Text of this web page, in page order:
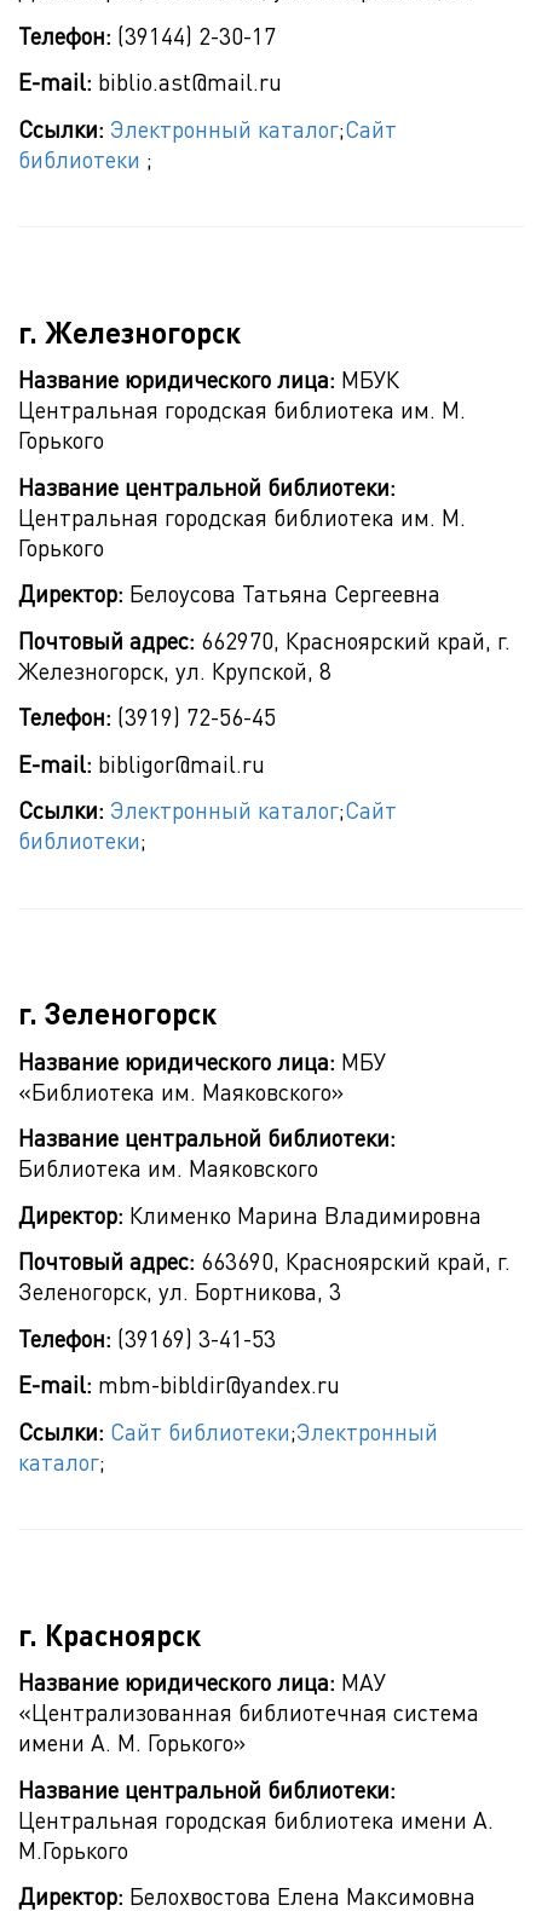
Телефон: (39144) 2-30-17
E-mail: biblio.ast@mail.ru
Ссылки: Электронный каталог;Сайт
библиотеки ;
г. Железногорск
Название юридического лица: МБУК
Центральная городская библиотека им. М.
Горького
Название центральной библиотеки:
Центральная городская библиотека им. М.
Горького
Директор: Белоусова Татьяна Сергеевна
Почтовый адрес: 662970, Красноярский край, г.
Железногорск, ул. Крупской, 8
Телефон: (3919) 72-56-45
E-mail: bibligor@mail.ru
Ссылки: Электронный каталог;Сайт
библиотеки;
г. Зеленогорск
Название юридического лица: МБУ
«Библиотека им. Маяковского»
Название центральной библиотеки:
Библиотека им. Маяковского
Директор: Клименко Марина Владимировна
Почтовый адрес: 663690, Красноярский край, г.
Зеленогорск, ул. Бортникова, 3
Телефон: (39169) 3-41-53
E-mail: mbm-bibldir@yandex.ru
Ссылки: Сайт библиотеки;Электронный
каталог;
г. Красноярск
Название юридического лица: МАУ
«Централизованная библиотечная система
имени А. М. Горького»
Название центральной библиотеки:
Центральная городская библиотека имени А.
М.Горького
Директор: Белохвостова Елена Максимовна